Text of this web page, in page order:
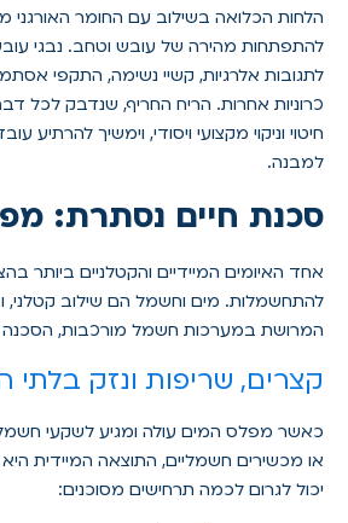
הלחות הכלואה בשילוב עם החומר האורגני
להתפתחות מהירה של עובש וטחב. נבגי עובש
לתגובות אלרגיות, קשיי נשימה, התקפי
כרוניות אחרות. הריח החריף, שנדבק לכל
חיטוי וניקוי מקצועי ויסודי, וימשיך להרתיע
למבנה.
סכנת חיים נסתרת:
אחד האיומים המיידיים והקטלניים ביותר
להתחשמלות. מים וחשמל הם שילוב קטלני,
המרושת במערכות חשמל מורכבות, הסכנה
קצרים, שריפות ונזק בלתי
כאשר מפלס המים עולה ומגיע לשקעי
או מכשירים חשמליים, התוצאה המיידית
יכול לגרום לכמה תרחישים מסוכנים: